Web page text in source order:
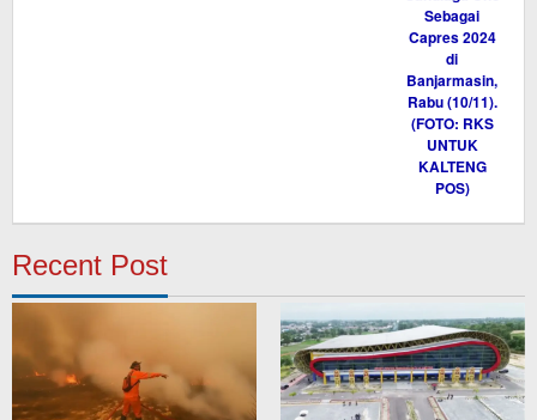
Recent Post